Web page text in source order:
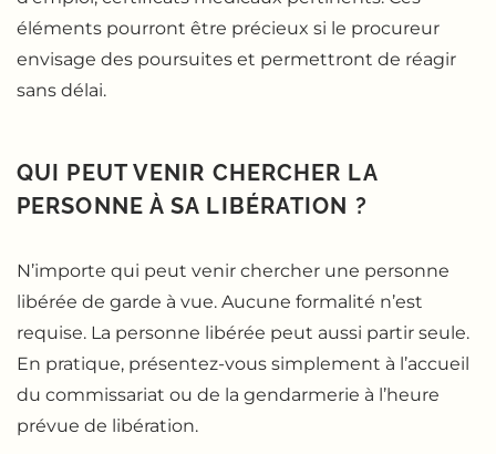
éléments pourront être précieux si le procureur
envisage des poursuites et permettront de réagir
sans délai.
QUI PEUT VENIR CHERCHER LA
PERSONNE À SA LIBÉRATION ?
N’importe qui peut venir chercher une personne
libérée de garde à vue. Aucune formalité n’est
requise. La personne libérée peut aussi partir seule.
En pratique, présentez-vous simplement à l’accueil
du commissariat ou de la gendarmerie à l’heure
prévue de libération.